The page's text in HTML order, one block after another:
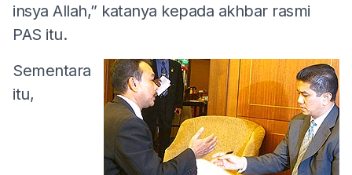
insya Allah,” katanya kepada akhbar rasmi
PAS itu.
Sementara
itu,